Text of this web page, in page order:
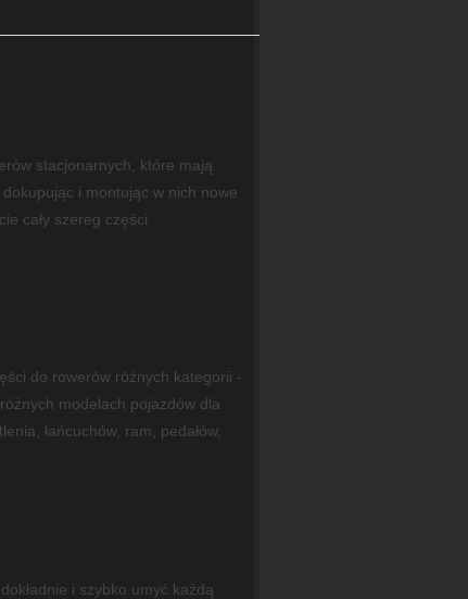
stacjonarnych, które mają
i montując w nich nowe
cały szereg części
do rowerów różnych kategorii -
modelach pojazdów dla
łańcuchów, ram, pedałów,
i szybko umyć każdą